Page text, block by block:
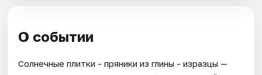
О событии
Солнечные плитки - пряники из глины - изразцы —